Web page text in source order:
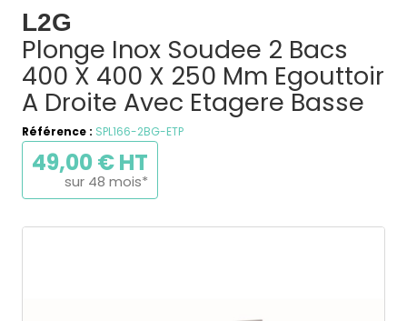
L2G
Plonge Inox Soudee 2 Bacs
400 X 400 X 250 Mm Egouttoir
A Droite Avec Etagere Basse
Référence : SPL166-2BG-ETP
49,00 € HT
sur 48 mois*